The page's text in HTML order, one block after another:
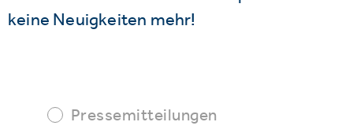
keine Neuigkeiten mehr!
Pressemitteilungen